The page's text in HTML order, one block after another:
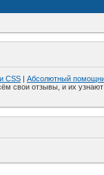
СSS Абсолютный
свои отзывы, и их